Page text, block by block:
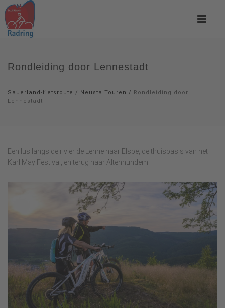
Rondleiding door Lennestadt
Sauerland-fietsroute / Neusta Touren / Rondleiding door
Lennestadt
Een lus langs de rivier de Lenne naar Elspe, de thuisbasis van het
Karl May Festival, en terug naar Altenhundem.